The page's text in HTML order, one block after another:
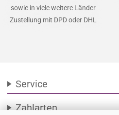
sowie in viele weitere Länder
Zustellung mit DPD oder DHL
Service
Zahlarten